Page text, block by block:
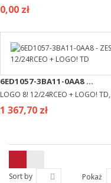
0,00 zł
6ED1057-3BA11-0AA8 ...
LOGO 8! 12/24RCEO + LOGO! TD,
1 367,70 zł
Sort by
Pokaż